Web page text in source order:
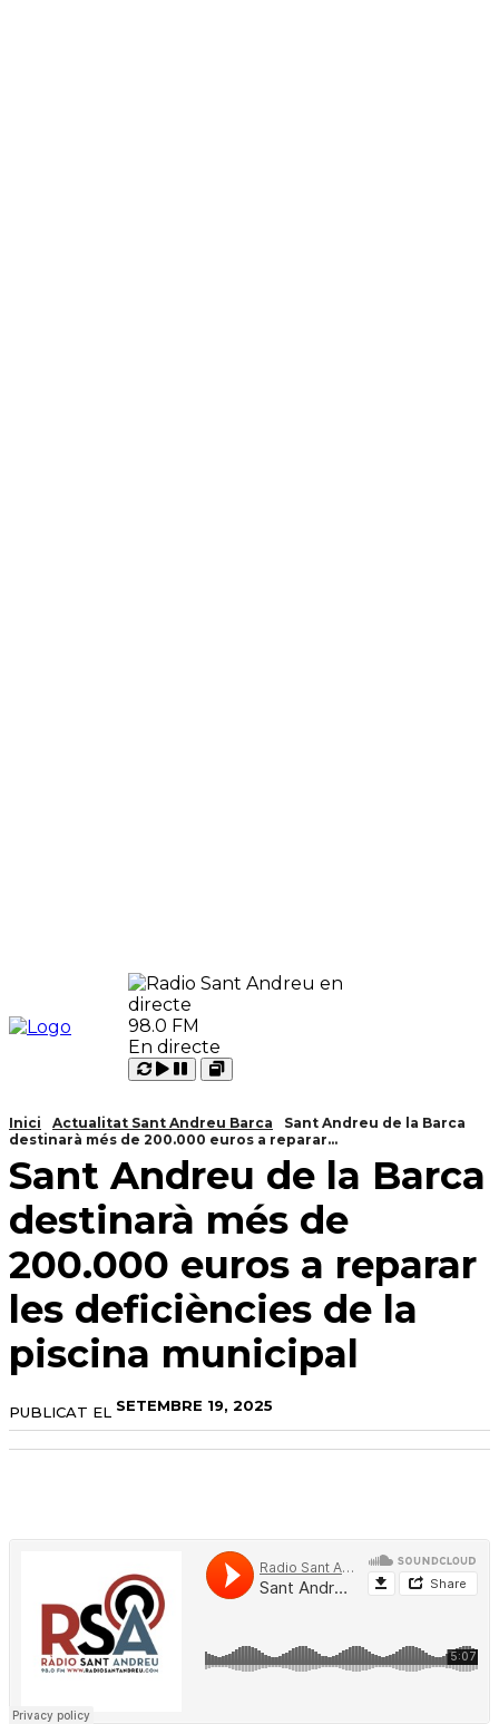
98.0 FM
En directe
Carregant
Reproduir
Pausar
Open
Inici Actualitat Sant Andreu Barca
Sant Andreu de la Barca
destinarà més de 200.000 euros a reparar...
Sant Andreu de la Barca
destinarà més de
200.000 euros a reparar
les deficiències de la
piscina municipal
PUBLICAT EL SETEMBRE 19, 2025